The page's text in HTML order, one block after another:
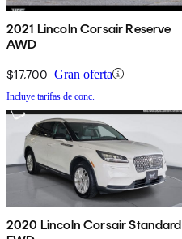
2021 Lincoln Corsair Reserve
AWD
$17,700 Gran oferta
Incluye tarifas de conc.
2020 Lincoln Corsair Standard